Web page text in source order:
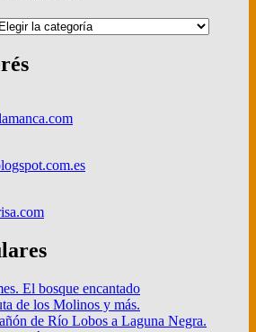
El bosque encantado
de los Molinos y más.
de Río Lobos a Laguna Negra.